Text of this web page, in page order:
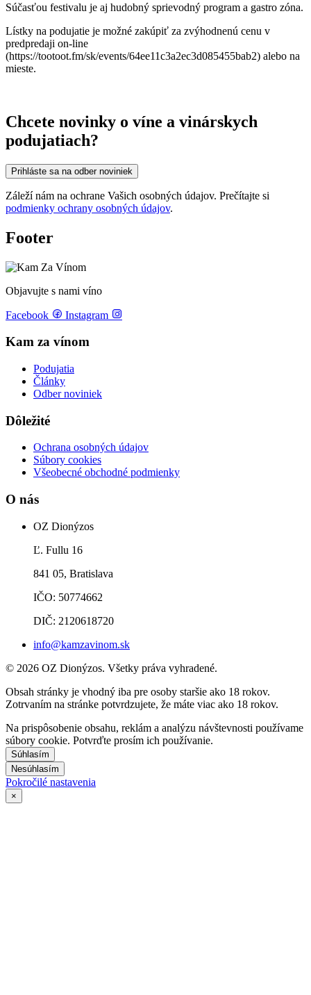
Súčasťou festivalu je aj hudobný sprievodný program a gastro zóna.
Lístky na podujatie je možné zakúpiť za zvýhodnenú cenu v
predpredaji on-line
(https://tootoot.fm/sk/events/64ee11c3a2ec3d085455bab2) alebo na
mieste.
Chcete novinky o víne a vinárskych
podujatiach?
Prihláste sa na odber noviniek
Záleží nám na ochrane Vašich osobných údajov. Prečítajte si
podmienky ochrany osobných údajov.
Footer
Objavujte s nami víno
Facebook Instagram
Kam za vínom
Podujatia
Články
Odber noviniek
Dôležité
Ochrana osobných údajov
Súbory cookies
Všeobecné obchodné podmienky
O nás
OZ Dionýzos
Ľ. Fullu 16
841 05, Bratislava
IČO: 50774662
DIČ: 2120618720
info@kamzavinom.sk
© 2026 OZ Dionýzos. Všetky práva vyhradené.
Obsah stránky je vhodný iba pre osoby staršie ako 18 rokov.
Zotrvaním na stránke potvrdzujete, že máte viac ako 18 rokov.
Na prispôsobenie obsahu, reklám a analýzu návštevnosti používame
súbory cookie. Potvrďte prosím ich používanie.
Súhlasím
Nesúhlasím
Pokročilé nastavenia
×